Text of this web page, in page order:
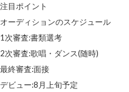
注目ポイント
オーディションのスケジュール
1次審査:書類選考
2次審査:歌唱・ダンス(随時)
最終審査:面接
デビュー:8月上旬予定